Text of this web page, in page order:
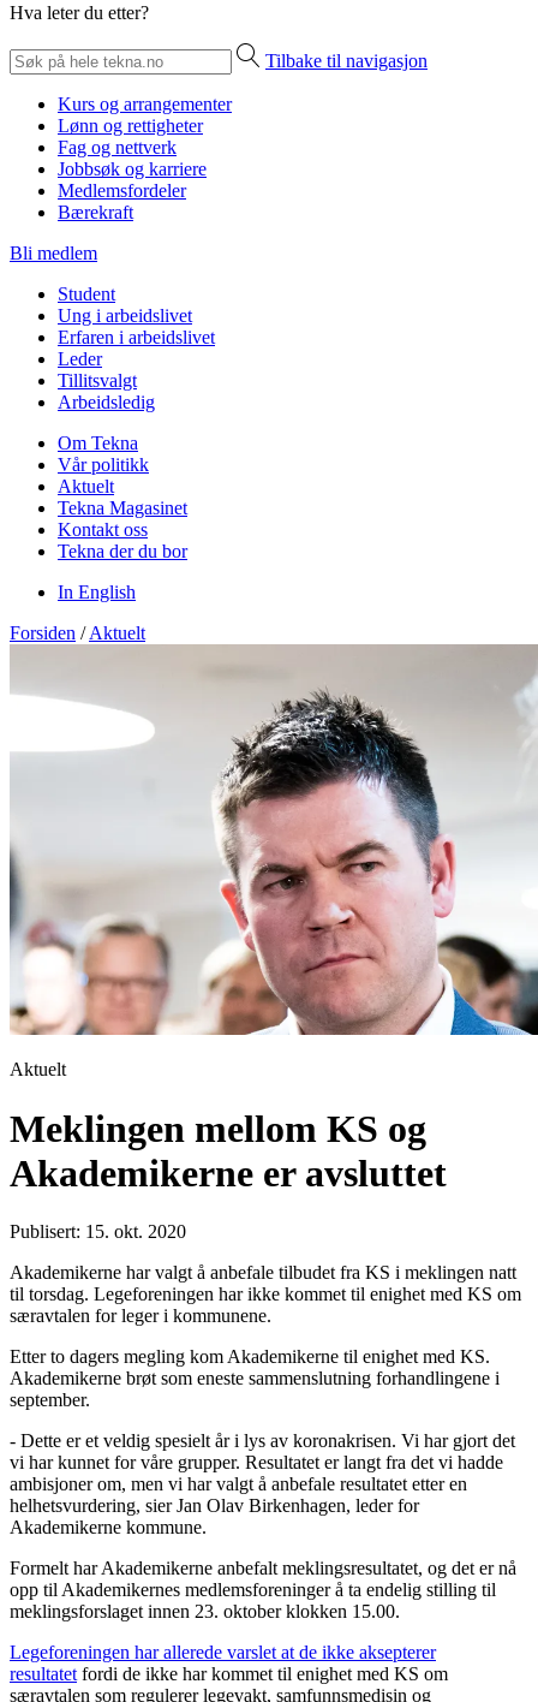
Hva leter du etter?
Tilbake til navigasjon
Kurs og arrangementer
Lønn og rettigheter
Fag og nettverk
Jobbsøk og karriere
Medlemsfordeler
Bærekraft
Bli medlem
Student
Ung i arbeidslivet
Erfaren i arbeidslivet
Leder
Tillitsvalgt
Arbeidsledig
Om Tekna
Vår politikk
Aktuelt
Tekna Magasinet
Kontakt oss
Tekna der du bor
In English
Forsiden / Aktuelt
Aktuelt
Meklingen mellom KS og
Akademikerne er avsluttet
Publisert: 15. okt. 2020
Akademikerne har valgt å anbefale tilbudet fra KS i meklingen natt
til torsdag. Legeforeningen har ikke kommet til enighet med KS om
særavtalen for leger i kommunene.
Etter to dagers megling kom Akademikerne til enighet med KS.
Akademikerne brøt som eneste sammenslutning forhandlingene i
september.
- Dette er et veldig spesielt år i lys av koronakrisen. Vi har gjort det
vi har kunnet for våre grupper. Resultatet er langt fra det vi hadde
ambisjoner om, men vi har valgt å anbefale resultatet etter en
helhetsvurdering, sier Jan Olav Birkenhagen, leder for
Akademikerne kommune.
Formelt har Akademikerne anbefalt meklingsresultatet, og det er nå
opp til Akademikernes medlemsforeninger å ta endelig stilling til
meklingsforslaget innen 23. oktober klokken 15.00.
Legeforeningen har allerede varslet at de ikke aksepterer
resultatet fordi de ikke har kommet til enighet med KS om
særavtalen som regulerer legevakt, samfunnsmedisin og